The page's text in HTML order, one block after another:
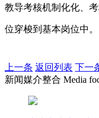
教导考核机制化化、
位穿梭到基本岗位中。
上一条 返回列表 下一
新闻媒介整合 Media